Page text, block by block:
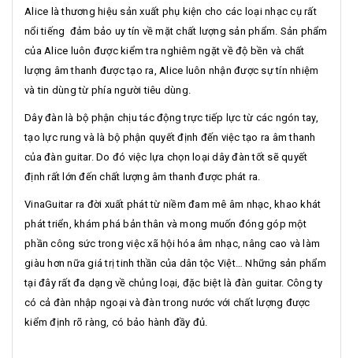
Alice là thương hiệu sản xuất phụ kiện cho các loại nhạc cụ rất
nổi tiếng đảm bảo uy tín về mặt chất lượng sản phẩm. Sản phẩm
của Alice luôn được kiểm tra nghiêm ngặt về độ bền và chất
lượng âm thanh được tạo ra, Alice luôn nhận được sự tín nhiệm
và tin dùng từ phía người tiêu dùng.
Dây đàn là bộ phận chịu tác động trực tiếp lực từ các ngón tay,
tạo lực rung và là bộ phận quyết định đến việc tạo ra âm thanh
của đàn guitar. Do đó việc lựa chọn loại dây đàn tốt sẽ quyết
định rất lớn đến chất lượng âm thanh được phát ra.
VinaGuitar ra đời xuất phát từ niềm đam mê âm nhạc, khao khát
phát triển, khám phá bản thân và mong muốn đóng góp một
phần công sức trong việc xã hội hóa âm nhạc, nâng cao và làm
giàu hơn nữa giá trị tinh thần của dân tộc Việt… Những sản phẩm
tại đây rất đa dạng về chủng loại, đặc biệt là đàn guitar. Công ty
có cả đàn nhập ngoại và đàn trong nước với chất lượng được
kiểm định rõ ràng, có bảo hành đầy đủ.